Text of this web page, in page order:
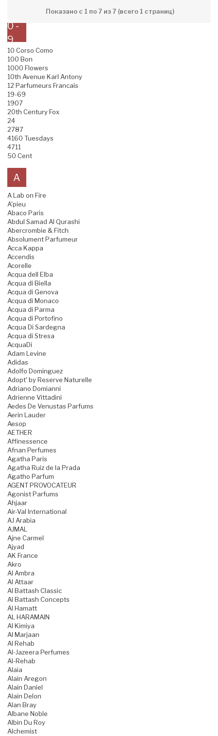
Показано с 1 по 7 из 7 (всего 1 страниц)
0 -
9
10 Corso Como
100 Bon
1000 Flowers
10th Avenue Karl Antony
12 Parfumeurs Francais
19-69
1907
20th Century Fox
24
2787
4160 Tuesdays
4711
50 Cent
A
A Lab on Fire
A'pieu
Abaco Paris
Abdul Samad Al Qurashi
Abercrombie & Fitch
Absolument Parfumeur
Acca Kappa
Accendis
Acorelle
Acqua dell Elba
Acqua di Biella
Acqua di Genova
Acqua di Monaco
Acqua di Parma
Acqua di Portofino
Acqua Di Sardegna
Acqua di Stresa
AcquaDi
Adam Levine
Adidas
Adolfo Dominguez
Adopt' by Reserve Naturelle
Adriano Domianni
Adrienne Vittadini
Aedes De Venustas Parfums
Aerin Lauder
Aesop
AETHER
Affinessence
Afnan Perfumes
Agatha Paris
Agatha Ruiz de la Prada
Agatho Parfum
AGENT PROVOCATEUR
Agonist Parfums
Ahjaar
Air-Val International
AJ Arabia
AJMAL
Ajne Carmel
Ajyad
AK France
Akro
Al Ambra
Al Attaar
Al Battash Classic
Al Battash Concepts
Al Hamatt
AL HARAMAIN
Al Kimiya
Al Marjaan
Al Rehab
Al-Jazeera Perfumes
Al-Rehab
Alaia
Alain Aregon
Alain Daniel
Alain Delon
Alan Bray
Albane Noble
Albin Du Roy
Alchemist